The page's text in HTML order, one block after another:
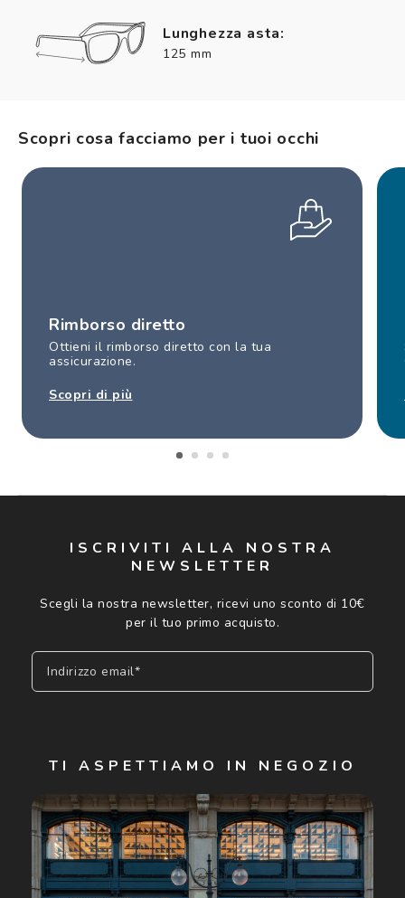
Lunghezza asta:
125 mm
Scopri cosa facciamo per i tuoi occhi
Rimborso diretto
Ottieni il rimborso diretto con la tua
assicurazione.
Scopri di più
ISCRIVITI ALLA NOSTRA
NEWSLETTER
Scegli la nostra newsletter, ricevi uno sconto di 10€
per il tuo primo acquisto.
Indirizzo email*
Cliccando su "Iscriviti", confermo di avere più di 16 anni e
acconsento all'utilizzo dei miei Dati Personali da parte di
Luxottica Group S.p.A. per l'invio di offerte speciali, novità
ed altre comunicazioni di carattere pubblicitario (consultare
Informativa sulla privacyper ulteriori informazioni).
TI ASPETTIAMO IN NEGOZIO